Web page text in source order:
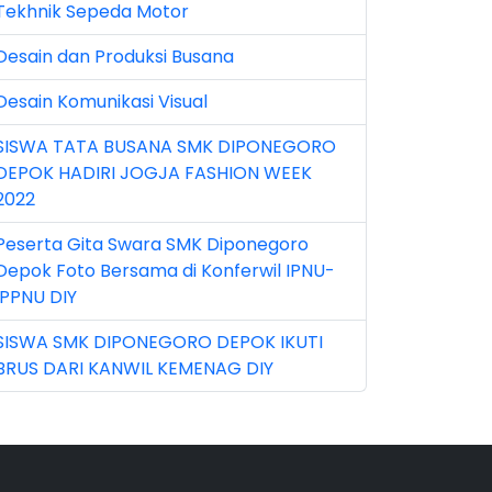
2026 (5)
2023 (8)
2024 (1)
2026 (3)
2026 (16)
2022 (101)
2023 (5)
2025 (15)
2024 (2)
Sepeda Motor
dan Produksi Busana
Komunikasi Visual
TATA BUSANA SMK DIPONEGORO
HADIRI JOGJA FASHION WEEK
Gita Swara SMK Diponegoro
Foto Bersama di Konferwil IPNU-
DIY
SMK DIPONEGORO DEPOK IKUTI
DARI KANWIL KEMENAG DIY